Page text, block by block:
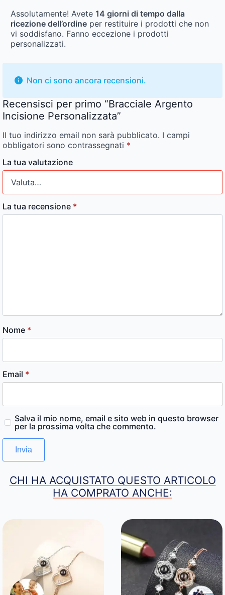
Assolutamente! Avete 14 giorni di tempo dalla
ricezione dell’ordine per restituire i prodotti che non
vi soddisfano. Fanno eccezione i prodotti
personalizzati.
Non ci sono ancora recensioni.
Recensisci per primo “Bracciale Argento
Incisione Personalizzata”
Il tuo indirizzo email non sarà pubblicato. I campi
obbligatori sono contrassegnati *
La tua valutazione
La tua recensione *
Nome *
Email *
Salva il mio nome, email e sito web in questo browser
per la prossima volta che commento.
CHI HA ACQUISTATO QUESTO ARTICOLO
HA COMPRATO ANCHE: